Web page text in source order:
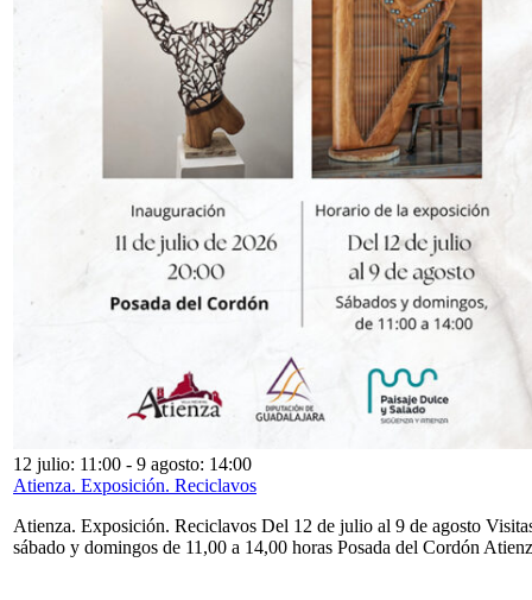
12 julio: 11:00 - 9 agosto: 14:00
Atienza. Exposición. Reciclavos
Atienza. Exposición. Reciclavos Del 12 de julio al 9 de agosto
sábado y domingos de 11,00 a 14,00 horas Posada del Cordón